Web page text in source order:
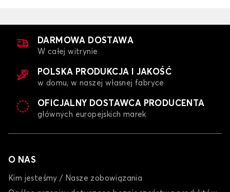
DARMOWA DOSTAWA
W całej witrynie
POLSKA PRODUKCJA I JAKOŚĆ
w domu, w naszej własnej fabryce
OFICJALNY DOSTAWCA PRODUCENTA
głównych europejskich marek
O NAS
Kim jesteśmy / Nasze zobowiązania